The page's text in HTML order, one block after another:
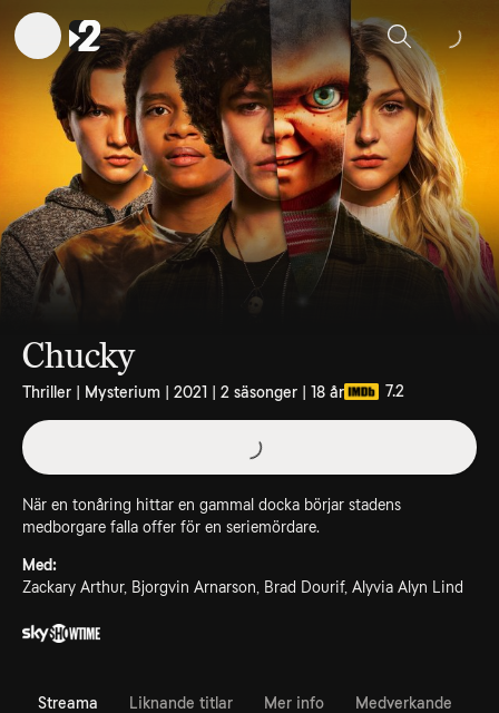
Sök
Chucky
Thriller | Mysterium | 2021 | 2 säsonger | 18 år 7.2
När en tonåring hittar en gammal docka börjar stadens
medborgare falla offer för en seriemördare.
Med:
Zackary Arthur, Bjorgvin Arnarson, Brad Dourif, Alyvia Alyn Lind
Streama Liknande titlar Mer info Medverkande